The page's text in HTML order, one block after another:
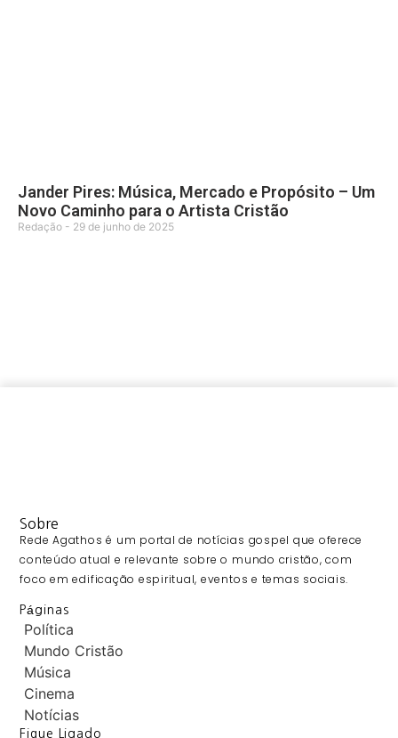
Jander Pires: Música, Mercado e Propósito – Um
Novo Caminho para o Artista Cristão
Redação 29 de junho de 2025
Sobre
Rede Agathos é um portal de notícias gospel que oferece
conteúdo atual e relevante sobre o mundo cristão, com
foco em edificação espiritual, eventos e temas sociais.
Páginas
Política
Mundo Cristão
Música
Cinema
Notícias
Fique Ligado